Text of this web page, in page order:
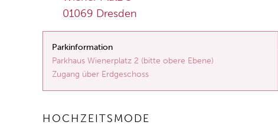
01069 Dres­den
Parkinformation
Parkhaus Wienerplatz 2 (bitte obere Ebene)
Zugang über Erdgeschoss
HOCHZEITSMODE